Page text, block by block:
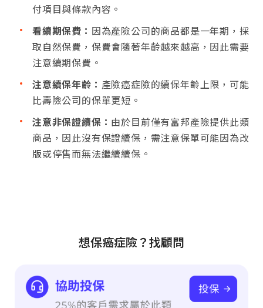
付項目與條款內容。
看續期保費： 因為產險公司的商品都是一年期，採
取自然保費，保費會隨著年齡越來越高，因此需要
注意續期保費。
注意續保年齡： 產險癌症險的續保年齡上限，可能
比壽險公司的保單更短。
注意非保證續保： 由於目前僅有富邦產險提供此類
商品，因此沒有保證續保，需注意保單可能因為改
版或停售而無法繼續續保。
想保癌症險？找顧問